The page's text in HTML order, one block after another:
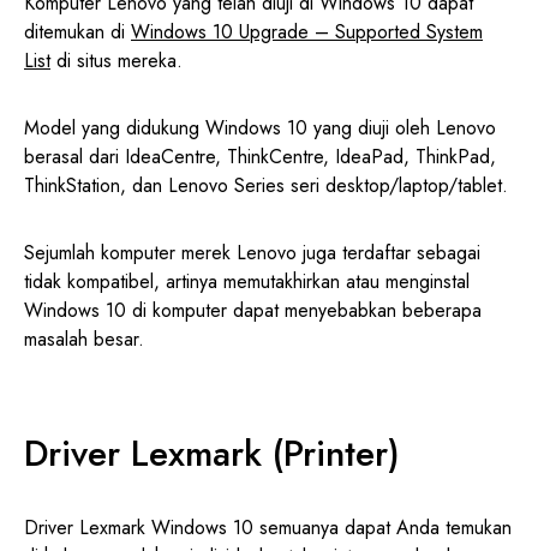
ditemukan di Windows 10 Upgrade – Supported System
Listdi situs mereka.
Model yang didukung Windows 10 yang diuji oleh Lenovo
berasal dari IdeaCentre, ThinkCentre, IdeaPad, ThinkPad,
ThinkStation, dan Lenovo Series seri desktop/laptop/tablet.
Sejumlah komputer merek Lenovo juga terdaftar sebagai
tidak kompatibel, artinya memutakhirkan atau menginstal
Windows 10 di komputer dapat menyebabkan beberapa
masalah besar.
Driver Lexmark (Printer)
Driver Lexmark Windows 10 semuanya dapat Anda temukan